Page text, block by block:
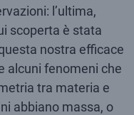
l’ultima,
scoperta è stata
nostra efficace
alcuni fenomeni che
tra materia e
abbiano massa, o